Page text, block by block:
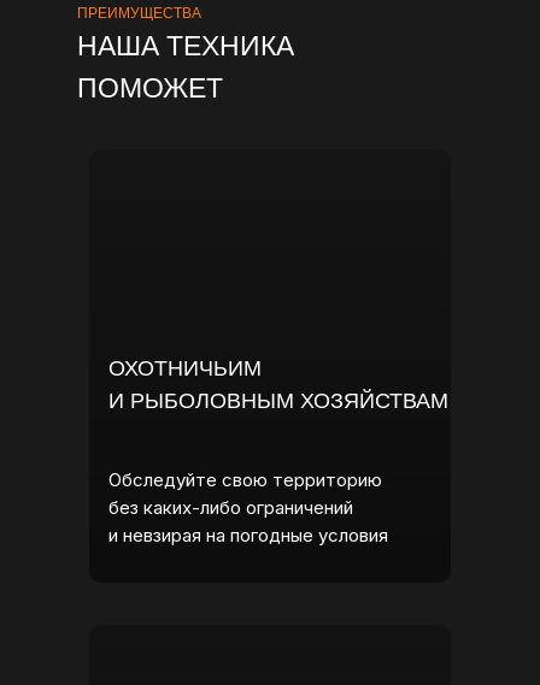
НАША ТЕХНИКА
ПОМОЖЕТ
ПРЕИМУЩЕСТВА
ОХОТНИЧЬИМ
И РЫБОЛОВНЫМ ХОЗЯЙСТВАМ
Обследуйте свою территорию
без каких-либо ограничений
и невзирая на погодные условия